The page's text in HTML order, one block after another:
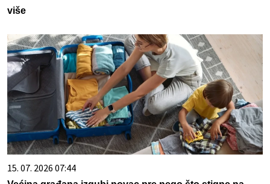
više
15. 07. 2026 07:44